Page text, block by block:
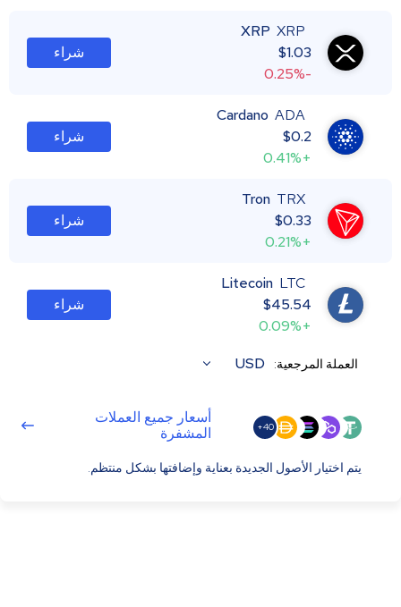
XRP XRP
$1.03
-0.25%
شراء
Cardano ADA
$0.2
+0.41%
شراء
Tron TRX
$0.33
+0.21%
شراء
Litecoin LTC
$45.54
+0.09%
شراء
العملة المرجعية: USD
40+
أسعار جميع العملات
المشفرة
يتم اختيار الأصول الجديدة بعناية وإضافتها بشكل منتظم.